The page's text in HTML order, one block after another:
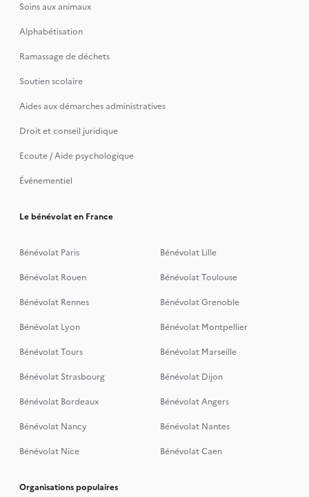
Soins aux animaux
Alphabétisation
Ramassage de déchets
Soutien scolaire
Aides aux démarches administratives
Droit et conseil juridique
Ecoute / Aide psychologique
Événementiel
Le bénévolat en France
Bénévolat Paris
Bénévolat Lille
Bénévolat Rouen
Bénévolat Toulouse
Bénévolat Rennes
Bénévolat Grenoble
Bénévolat Lyon
Bénévolat Montpellier
Bénévolat Tours
Bénévolat Marseille
Bénévolat Strasbourg
Bénévolat Dijon
Bénévolat Bordeaux
Bénévolat Angers
Bénévolat Nancy
Bénévolat Nantes
Bénévolat Nice
Bénévolat Caen
Organisations populaires